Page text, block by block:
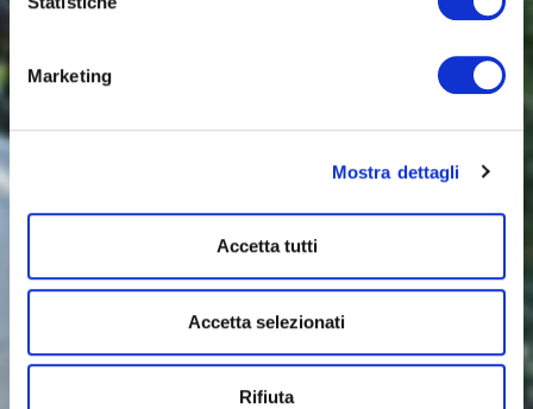
Marketing
Mostra dettagli
Accetta tutti
Accetta selezionati
Rifiuta